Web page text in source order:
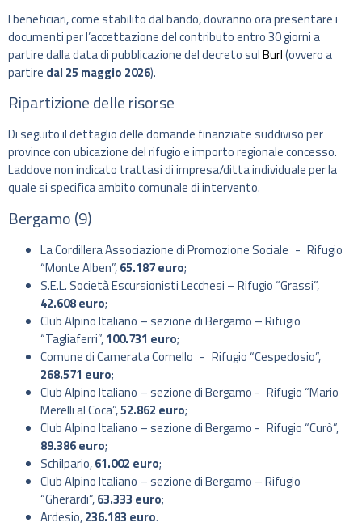
I beneficiari, come stabilito dal bando, dovranno ora presentare i
documenti per l’accettazione del contributo entro 30 giorni a
partire dalla data di pubblicazione del decreto sulBurl(ovvero a
partire dal 25 maggio 2026).
Ripartizione delle risorse
Di seguito il dettaglio delle domande finanziate suddiviso per
province con ubicazione del rifugio e importo regionale concesso.
Laddove non indicato trattasi di impresa/ditta individuale per la
quale si specifica ambito comunale di intervento.
Bergamo (9)
La Cordillera Associazione di Promozione Sociale - Rifugio
“Monte Alben”,65.187 euro;
S.E.L. Società Escursionisti Lecchesi – Rifugio “Grassi”,
42.608 euro;
Club Alpino Italiano – sezione di Bergamo – Rifugio
“Tagliaferri”,100.731 euro;
Comune di Camerata Cornello - Rifugio “Cespedosio”,
268.571 euro;
Club Alpino Italiano – sezione di Bergamo - Rifugio “Mario
Merelli al Coca”,52.862 euro;
Club Alpino Italiano – sezione di Bergamo - Rifugio “Curò”,
89.386 euro;
Schilpario,61.002 euro;
Club Alpino Italiano – sezione di Bergamo – Rifugio
“Gherardi”,63.333 euro;
Ardesio,236.183 euro.